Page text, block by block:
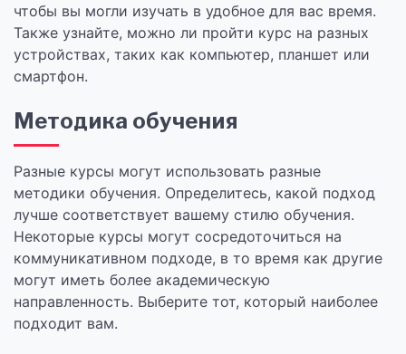
чтобы вы могли изучать в удобное для вас время.
Также узнайте, можно ли пройти курс на разных
устройствах, таких как компьютер, планшет или
смартфон.
Методика обучения
Разные курсы могут использовать разные
методики обучения. Определитесь, какой подход
лучше соответствует вашему стилю обучения.
Некоторые курсы могут сосредоточиться на
коммуникативном подходе, в то время как другие
могут иметь более академическую
направленность. Выберите тот, который наиболее
подходит вам.